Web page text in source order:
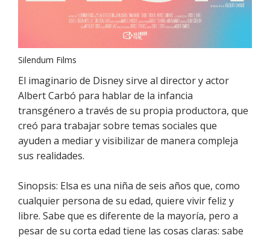
Silendum Films
El imaginario de Disney sirve al director y actor
Albert Carbó para hablar de la infancia
transgénero a través de su propia productora, que
creó para trabajar sobre temas sociales que
ayuden a mediar y visibilizar de manera compleja
sus realidades.
Sinopsis: Elsa es una niña de seis años que, como
cualquier persona de su edad, quiere vivir feliz y
libre. Sabe que es diferente de la mayoría, pero a
pesar de su corta edad tiene las cosas claras: sabe